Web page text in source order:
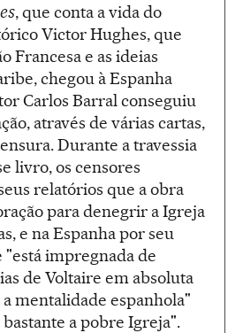
, que conta a vida do
Victor Hughes, que
Francesa e as ideias
chegou à Espanha
Carlos Barral conseguiu
através de várias cartas,
Durante a travessia
livro, os censores
relatórios que a obra
para denegrir a Igreja
e na Espanha por seu
impregnada de
de Voltaire em absoluta
mentalidade espanhola"
a pobre Igreja".